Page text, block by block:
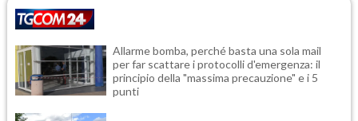
Allarme bomba, perché basta una sola mail
per far scattare i protocolli d'emergenza: il
principio della "massima precauzione" e i 5
punti